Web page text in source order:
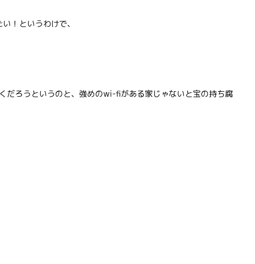
！というわけで、
だろうというのと、強めのwi-fiがある家じゃないと宝の持ち腐